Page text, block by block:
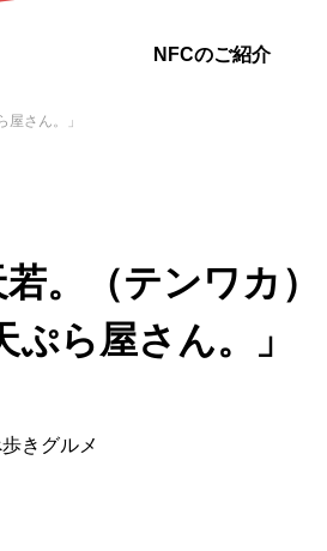
NFCのご紹介
さん。」
。（テンワカ）
ぷら屋さん。」
きグルメ